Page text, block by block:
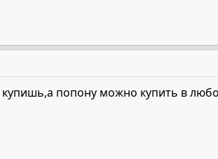
попону можно купить в